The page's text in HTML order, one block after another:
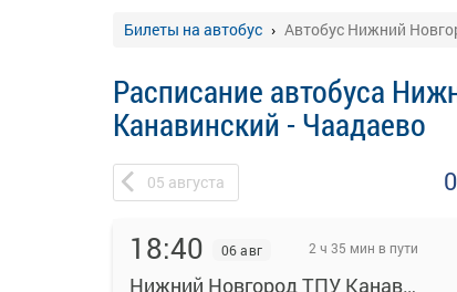
Билеты на автобус Автобус Нижний
Расписание автобуса
Канавинский - Чаадаево
05 августа
18:40 06 авг 2 ч 35 мин в пути
Нижний Новгород ТПУ Канавинский